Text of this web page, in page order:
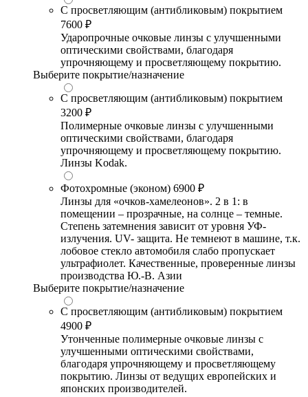
С просветляющим (антибликовым) покрытием
7600 ₽
Ударопрочные очковые линзы с улучшенными
оптическими свойствами, благодаря
упрочняющему и просветляющему покрытию.
Выберите покрытие/назначение
С просветляющим (антибликовым) покрытием
3200 ₽
Полимерные очковые линзы с улучшенными
оптическими свойствами, благодаря
упрочняющему и просветляющему покрытию.
Линзы Kodak.
Фотохромные (эконом) 6900 ₽
Линзы для «очков-хамелеонов». 2 в 1: в
помещении – прозрачные, на солнце – темные.
Степень затемнения зависит от уровня УФ-
излучения. UV- защита. Не темнеют в машине, т.к.
лобовое стекло автомобиля слабо пропускает
ультрафиолет. Качественные, проверенные линзы
производства Ю.-В. Азии
Выберите покрытие/назначение
С просветляющим (антибликовым) покрытием
4900 ₽
Утонченные полимерные очковые линзы с
улучшенными оптическими свойствами,
благодаря упрочняющему и просветляющему
покрытию. Линзы от ведущих европейских и
японских производителей.